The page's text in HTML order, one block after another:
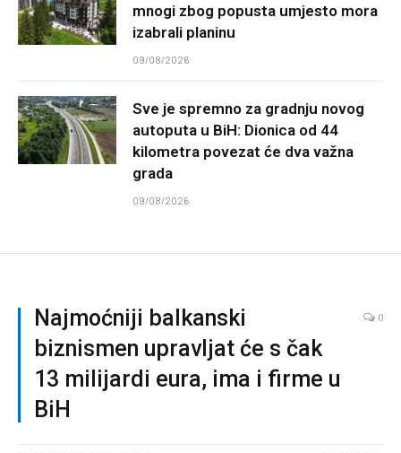
mnogi zbog popusta umjesto mora
izabrali planinu
09/08/2026
Sve je spremno za gradnju novog
autoputa u BiH: Dionica od 44
kilometra povezat će dva važna
grada
09/08/2026
Najmoćniji balkanski
biznismen upravljat će s čak
13 milijardi eura, ima i firme u
BiH
0